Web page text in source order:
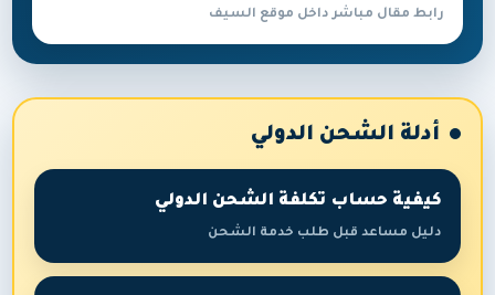
رابط مقال مباشر داخل موقع السيف
أدلة الشحن الدولي
كيفية حساب تكلفة الشحن الدولي
دليل مساعد قبل طلب خدمة الشحن